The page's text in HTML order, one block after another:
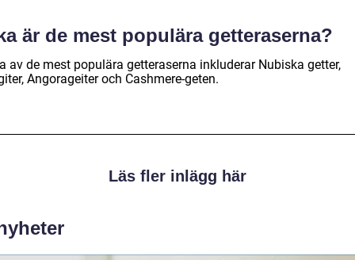
är de mest populära getteraserna?
av de mest populära getteraserna inkluderar Nubiska getter,
Angorageiter och Cashmere-geten.
Läs fler inlägg här